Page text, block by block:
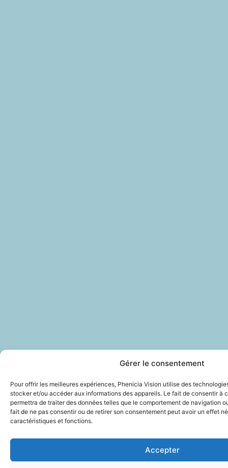
Gérer le consentement
Pour offrir les meilleures expériences, Phenicia Vision utilise des
stocker et/ou accéder aux informations des appareils. Le fait de consentir à
permettra de traiter des données telles que le comportement de navigation
fait de ne pas consentir ou de retirer son consentement peut avoir un effet
caractéristiques et fonctions.
Accepter